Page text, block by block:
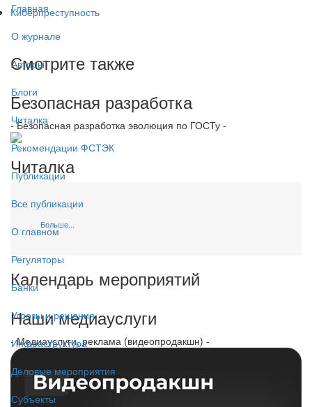
Главная
О журнале
Авторы
Блоги
Читалка
Рекомендации ФСТЭК
Публикации
Все публикации
О главном
Регуляторы
Банки
Угрозы и решения
Инфраструктура
Деловые мероприятия
Субъекты
Киберпреступность
Смотрите также
Безопасная разработка
- Безопасная разработка эволюция по ГОСТу -
Читалка
Больше...
Календарь мероприятий
Наши медиауслуги
- Медиауслуги, реклама (видеопродакшн) -